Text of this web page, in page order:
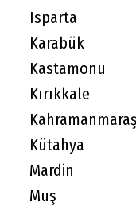
Isparta
Karabük
Kastamonu
Kırıkkale
Kütahya
Mardin
Muş